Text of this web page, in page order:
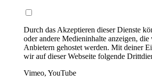
Durch das Akzeptieren dieser Dienste
oder andere Medieninhalte anzeigen, die
Anbietern gehostet werden. Mit deiner
wir auf dieser Webseite folgende
Vimeo, YouTube